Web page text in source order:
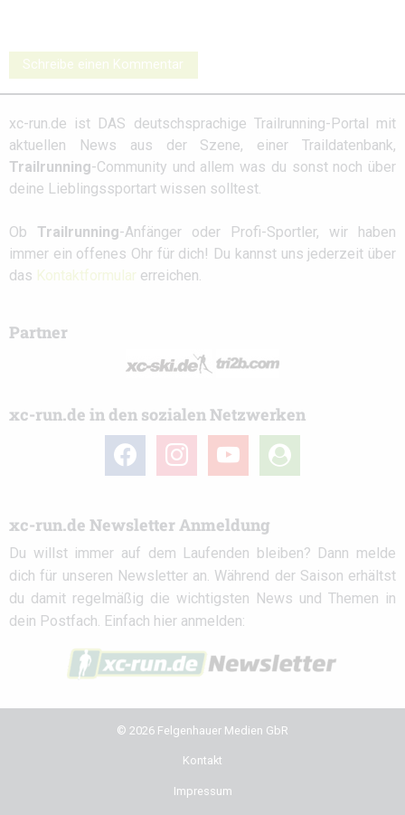
Schreibe einen Kommentar
xc-run.de ist DAS deutschsprachige Trailrunning-Portal mit
aktuellen News aus der Szene, einer Traildatenbank,
Trailrunning-Community und allem was du sonst noch über
deine Lieblingssportart wissen solltest.
Ob Trailrunning-Anfänger oder Profi-Sportler, wir haben
immer ein offenes Ohr für dich! Du kannst uns jederzeit über
das Kontaktformular erreichen.
Partner
xc-run.de in den sozialen Netzwerken
facebook instagramyoutube
user-
circle
xc-run.de Newsletter Anmeldung
Du willst immer auf dem Laufenden bleiben? Dann melde
dich für unseren Newsletter an. Während der Saison erhältst
du damit regelmäßig die wichtigsten News und Themen in
dein Postfach. Einfach hier anmelden:
© 2026 Felgenhauer Medien GbR
Kontakt
Impressum